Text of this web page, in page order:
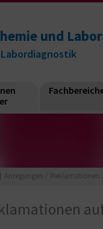
und
Anregungen / Reklamationen